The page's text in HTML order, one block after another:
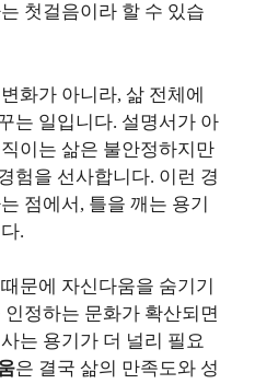
첫걸음이라 할 수 있습
화가 아니라, 삶 전체에
는 일입니다. 설명서가 아
이는 삶은 불안정하지만
험을 선사합니다. 이런 경
점에서, 틀을 깨는 용기
.
문에 자신다움을 숨기기
정하는 문화가 확산되면
는 용기가 더 널리 필요
은 결국 삶의 만족도와 성